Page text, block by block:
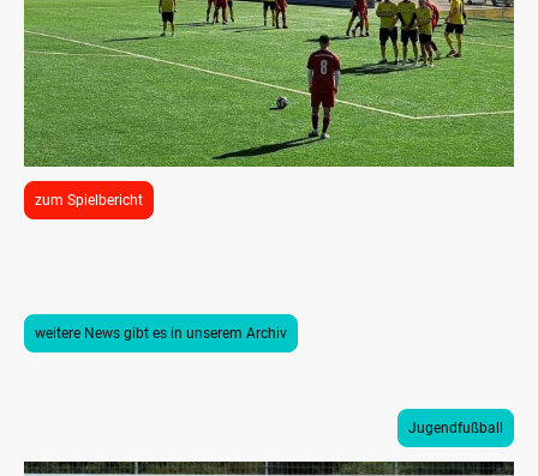
zum Spielbericht
weitere News gibt es in unserem Archiv
Jugendfußball